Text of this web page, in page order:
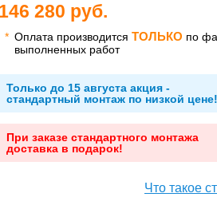
146 280 руб.
* Оплата производится ТОЛЬКО по
выполненных работ
Только до 15 августа акция -
стандартный монтаж по низкой цене!
При заказе стандартного монтажа
доставка в подарок!
Что такое